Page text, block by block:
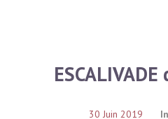
30 Juin 2019 In